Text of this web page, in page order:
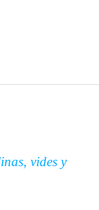
vides y